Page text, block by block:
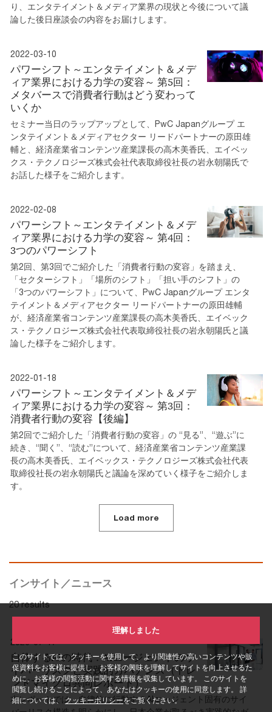
このサイトでは、クッキーを使用して、より関連性の高いコンテンツや販
促資料をお客様に提供し、お客様の興味を理解してサイトを向上させるた
めに、お客様の閲覧活動に関する情報を収集しています。 このサイトを
閲覧し続けることによって、あなたはクッキーの使用に同意します。 詳
細については、クッキーポリシーをご覧ください。
理解しました
り、エンタテイメント＆メディア業界の現状と今後について議
論した後日座談会の内容をお届けします。
2022-03-10
パワーシフト～エンタテイメント＆メデ
ィア業界における力学の変容～ 第5回：
メタバースで消費者行動はどう変わって
いくか
セミナー当日のラップアップとして、PwC Japanグループ エ
ンタテイメント＆メディアセクター リードパートナーの原田雄
輔と、経済産業省コンテンツ産業課長の高木美香氏、エイベッ
クス・テクノロジーズ株式会社代表取締役社長の岩永朝陽氏で
お話した様子をご紹介します。
2022-02-08
パワーシフト～エンタテイメント＆メデ
ィア業界における力学の変容～ 第4回：
3つのパワーシフト
第2回、第3回でご紹介した「消費者行動の変容」を踏まえ、
「セクターシフト」「場所のシフト」「担い手のシフト」の
「3つのパワーシフト」について、PwC Japanグループ エンタ
テイメント＆メディアセクター リードパートナーの原田雄輔
が、経済産業省コンテンツ産業課長の高木美香氏、エイベック
ス・テクノロジーズ株式会社代表取締役社長の岩永朝陽氏と議
論した様子をご紹介します。
2022-01-18
パワーシフト～エンタテイメント＆メデ
ィア業界における力学の変容～ 第3回：
消費者行動の変容【後編】
第2回でご紹介した「消費者行動の変容」の “見る”、“遊ぶ”に
続き、“聞く”、“読む”について、経済産業省コンテンツ産業課
長の高木美香氏、エイベックス・テクノロジーズ株式会社代表
取締役社長の岩永朝陽氏と議論を深めていく様子をご紹介しま
す。
Load more
インサイト／ニュース
20 results
2026-07-17
自律するAIの時代：AIエージェントのサ
イバーリスクと実践的ガバナンス（トレ
ンドマイクロ共同レポート）
本レポートでは、自律的に行動するAIエージェント固有のサイ